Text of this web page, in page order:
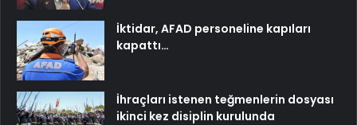
İktidar, AFAD personeline kapıları
kapattı…
İhraçları istenen teğmenlerin dosyası
ikinci kez disiplin kurulunda